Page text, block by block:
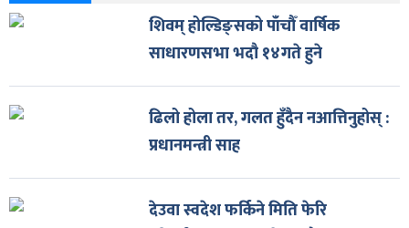
शिवम् होल्डिङ्सको पाँचौँ वार्षिक
साधारणसभा भदौ १४गते हुने
ढिलो होला तर, गलत हुँदैन नआत्तिनुहोस् :
प्रधानमन्त्री साह
देउवा स्वदेश फर्किने मिति फेरि